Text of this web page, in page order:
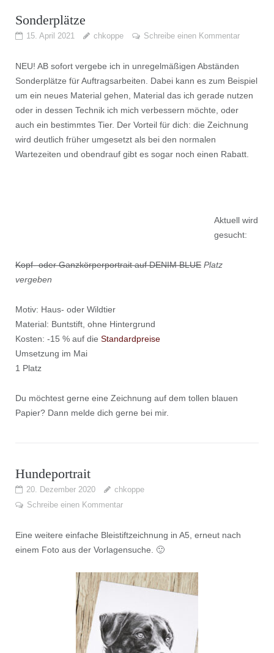
Sonderplätze
15. April 2021 chkoppe Schreibe einen Kommentar
NEU! AB sofort vergebe ich in unregelmäßigen Abständen
Sonderplätze für Auftragsarbeiten. Dabei kann es zum Beispiel
um ein neues Material gehen, Material das ich gerade nutzen
oder in dessen Technik ich mich verbessern möchte, oder
auch ein bestimmtes Tier. Der Vorteil für dich: die Zeichnung
wird deutlich früher umgesetzt als bei den normalen
Wartezeiten und obendrauf gibt es sogar noch einen Rabatt.
Aktuell wird
gesucht:
Kopf- oder Ganzkörperportrait auf DENIM BLUE Platz
vergeben
Motiv: Haus- oder Wildtier
Material: Buntstift, ohne Hintergrund
Kosten: -15 % auf die Standardpreise
Umsetzung im Mai
1 Platz
Du möchtest gerne eine Zeichnung auf dem tollen blauen
Papier? Dann melde dich gerne bei mir.
Hundeportrait
20. Dezember 2020
chkoppe
Schreibe einen Kommentar
Eine weitere einfache Bleistiftzeichnung in A5, erneut nach
einem Foto aus der Vorlagensuche. 🙂